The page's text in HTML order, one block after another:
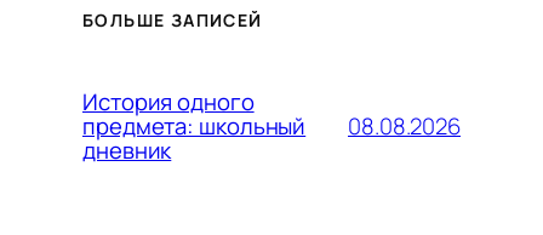
БОЛЬШЕ ЗАПИСЕЙ
История одного
предмета: школьный
дневник
08.08.2026